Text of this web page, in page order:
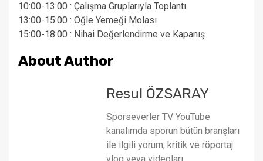
10:00-13:00 : Çalışma Gruplarıyla Toplantı
13:00-15:00 : Öğle Yemeği Molası
15:00-18:00 : Nihai Değerlendirme ve Kapanış
About Author
Resul ÖZSARAY
Sporseverler TV YouTube
kanalımda sporun bütün branşları
ile ilgili yorum, kritik ve röportaj
vlog veya videoları